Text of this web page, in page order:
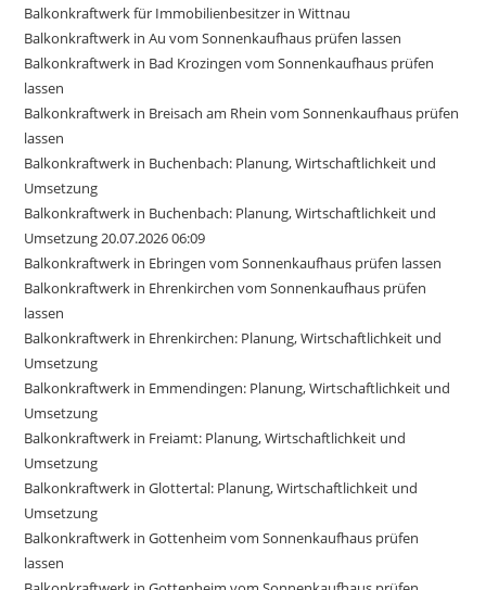
Balkonkraftwerk für Immobilienbesitzer in Wittnau
Balkonkraftwerk in Au vom Sonnenkaufhaus prüfen lassen
Balkonkraftwerk in Bad Krozingen vom Sonnenkaufhaus prüfen
lassen
Balkonkraftwerk in Breisach am Rhein vom Sonnenkaufhaus prüfen
lassen
Balkonkraftwerk in Buchenbach: Planung, Wirtschaftlichkeit und
Umsetzung
Balkonkraftwerk in Buchenbach: Planung, Wirtschaftlichkeit und
Umsetzung 20.07.2026 06:09
Balkonkraftwerk in Ebringen vom Sonnenkaufhaus prüfen lassen
Balkonkraftwerk in Ehrenkirchen vom Sonnenkaufhaus prüfen
lassen
Balkonkraftwerk in Ehrenkirchen: Planung, Wirtschaftlichkeit und
Umsetzung
Balkonkraftwerk in Emmendingen: Planung, Wirtschaftlichkeit und
Umsetzung
Balkonkraftwerk in Freiamt: Planung, Wirtschaftlichkeit und
Umsetzung
Balkonkraftwerk in Glottertal: Planung, Wirtschaftlichkeit und
Umsetzung
Balkonkraftwerk in Gottenheim vom Sonnenkaufhaus prüfen
lassen